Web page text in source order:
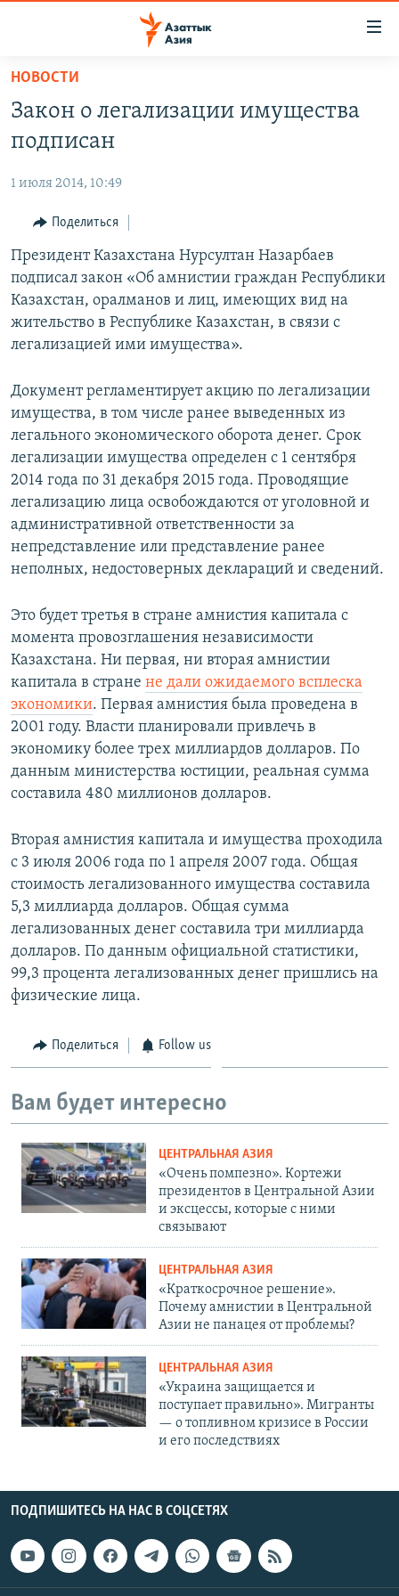
Вернуться
основному
содержанию
навигации
Вернутся
поиску
УЗБЕКИСТАН
ТАДЖИКИСТАН
НА ДРУГИХ ЯЗЫКАХ
ҚАЗАҚША
КЫРГЫЗЧА
ЎЗБЕКЧА
ТОҶИКӢ
TÜRKMENÇE
Все сайты РСЕ/РС
НОВОСТИ
Закон о легализации имущества
подписан
1 июля 2014, 10:49
Поделиться
Президент Казахстана Нурсултан Назарбаев
подписал закон «Об амнистии граждан Республики
Казахстан, оралманов и лиц, имеющих вид на
жительство в Республике Казахстан, в связи с
легализацией ими имущества».
Документ регламентирует акцию по легализации
имущества, в том числе ранее выведенных из
легального экономического оборота денег. Срок
легализации имущества определен с 1 сентября
2014 года по 31 декабря 2015 года. Проводящие
легализацию лица освобождаются от уголовной и
административной ответственности за
непредставление или представление ранее
неполных, недостоверных деклараций и сведений.
Это будет третья в стране амнистия капитала с
момента провозглашения независимости
Казахстана. Ни первая, ни вторая амнистии
капитала в стране не дали ожидаемого всплеска
экономики. Первая амнистия была проведена в
2001 году. Власти планировали привлечь в
экономику более трех миллиардов долларов. По
данным министерства юстиции, реальная сумма
составила 480 миллионов долларов.
Вторая амнистия капитала и имущества проходила
с 3 июля 2006 года по 1 апреля 2007 года. Общая
стоимость легализованного имущества составила
5,3 миллиарда долларов. Общая сумма
легализованных денег составила три миллиарда
долларов. По данным официальной статистики,
99,3 процента легализованных денег пришлись на
физические лица.
Поделиться Follow us
Вам будет интересно
ЦЕНТРАЛЬНАЯ АЗИЯ
«Очень помпезно». Кортежи
президентов в Центральной Азии
и эксцессы, которые с ними
связывают
ЦЕНТРАЛЬНАЯ АЗИЯ
«Краткосрочное решение».
Почему амнистии в Центральной
Азии не панацея от проблемы?
ЦЕНТРАЛЬНАЯ АЗИЯ
«Украина защищается и
поступает правильно». Мигранты
— о топливном кризисе в России
и его последствиях
ПОДПИШИТЕСЬ НА НАС В СОЦСЕТЯХ